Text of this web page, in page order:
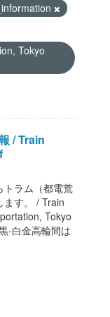
Tokyo
/ Train
トラム（都電荒
ます。 / Train
Tokyo
-白金高輪間は